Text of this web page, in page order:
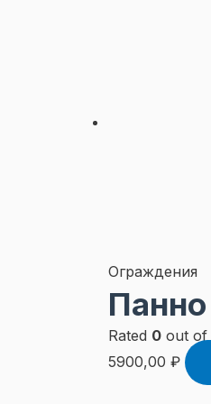
Ограждения
Rated 0 out of
5900,00 ₽